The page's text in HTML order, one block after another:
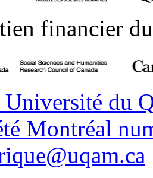
financier
du
Montréal